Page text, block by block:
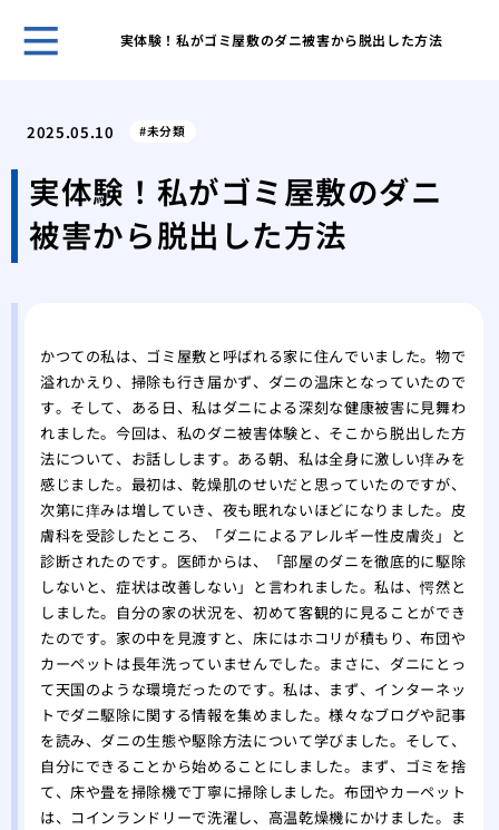
実体験！私がゴミ屋敷のダニ被害から脱出した方法
ア
鳩
践
2025.05.10 未分類
実体験！私がゴミ屋敷のダニ
被害から脱出した方法
かつての私は、ゴミ屋敷と呼ばれる家に住んでいました。物で
溢れかえり、掃除も行き届かず、ダニの温床となっていたので
す。そして、ある日、私はダニによる深刻な健康被害に見舞わ
れました。今回は、私のダニ被害体験と、そこから脱出した方
法について、お話しします。ある朝、私は全身に激しい痒みを
感じました。最初は、乾燥肌のせいだと思っていたのですが、
次第に痒みは増していき、夜も眠れないほどになりました。皮
膚科を受診したところ、「ダニによるアレルギー性皮膚炎」と
診断されたのです。医師からは、「部屋のダニを徹底的に駆除
しないと、症状は改善しない」と言われました。私は、愕然と
しました。自分の家の状況を、初めて客観的に見ることができ
たのです。家の中を見渡すと、床にはホコリが積もり、布団や
カーペットは長年洗っていませんでした。まさに、ダニにとっ
て天国のような環境だったのです。私は、まず、インターネッ
トでダニ駆除に関する情報を集めました。様々なブログや記事
を読み、ダニの生態や駆除方法について学びました。そして、
自分にできることから始めることにしました。まず、ゴミを捨
て、床や畳を掃除機で丁寧に掃除しました。布団やカーペット
は、コインランドリーで洗濯し、高温乾燥機にかけました。ま